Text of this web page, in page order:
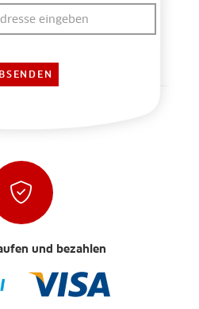
und bezahlen